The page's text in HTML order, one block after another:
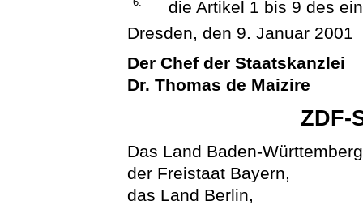
die Artikel 1 bis 9 des
Dresden, den 9. Januar 2001
Der Chef der Staatskanzlei
Dr. Thomas de Maizire
ZDF-
Das Land Baden-
der Freistaat Bayern,
das Land Berlin,